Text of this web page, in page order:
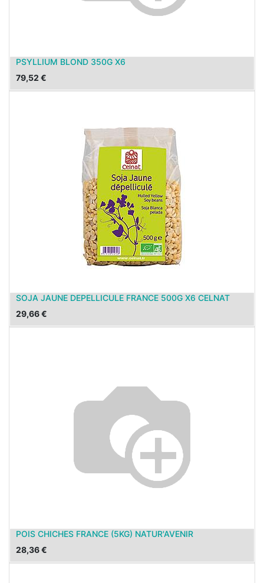
PSYLLIUM BLOND 350G X6
79,52 €
SOJA JAUNE DEPELLICULE FRANCE 500G X6 CELNAT
29,66€
POIS CHICHES FRANCE (5KG) NATUR'AVENIR
28,36€